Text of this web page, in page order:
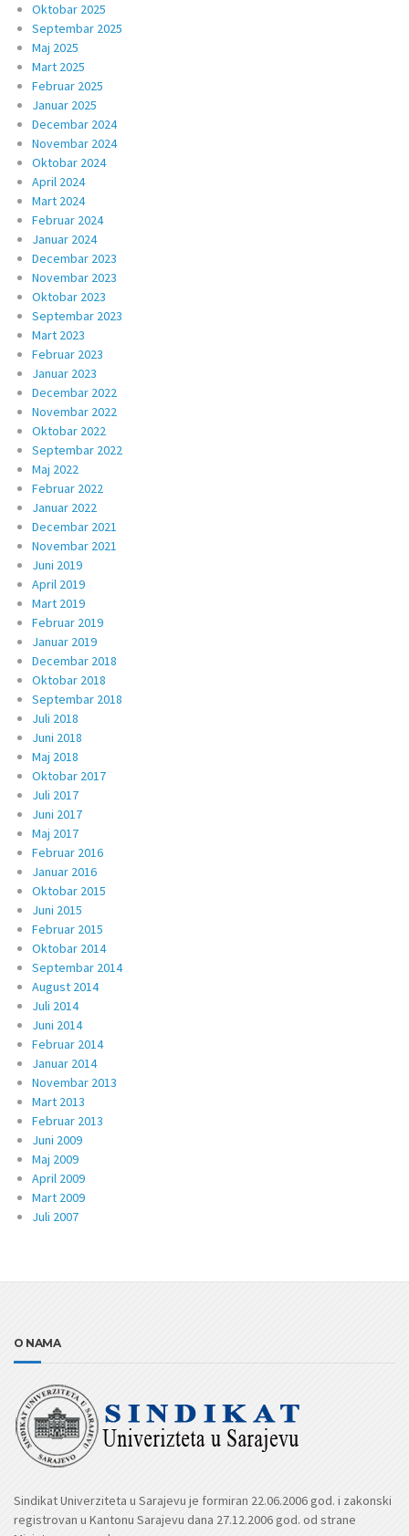
Oktobar 2025
Septembar 2025
Maj 2025
Mart 2025
Februar 2025
Januar 2025
Decembar 2024
Novembar 2024
Oktobar 2024
April 2024
Mart 2024
Februar 2024
Januar 2024
Decembar 2023
Novembar 2023
Oktobar 2023
Septembar 2023
Mart 2023
Februar 2023
Januar 2023
Decembar 2022
Novembar 2022
Oktobar 2022
Septembar 2022
Maj 2022
Februar 2022
Januar 2022
Decembar 2021
Novembar 2021
Juni 2019
April 2019
Mart 2019
Februar 2019
Januar 2019
Decembar 2018
Oktobar 2018
Septembar 2018
Juli 2018
Juni 2018
Maj 2018
Oktobar 2017
Juli 2017
Juni 2017
Maj 2017
Februar 2016
Januar 2016
Oktobar 2015
Juni 2015
Februar 2015
Oktobar 2014
Septembar 2014
August 2014
Juli 2014
Juni 2014
Februar 2014
Januar 2014
Novembar 2013
Mart 2013
Februar 2013
Juni 2009
Maj 2009
April 2009
Mart 2009
Juli 2007
O NAMA
Sindikat Univerziteta u Sarajevu je formiran 22.06.2006 god. i zakonski
registrovan u Kantonu Sarajevu dana 27.12.2006 god. od strane